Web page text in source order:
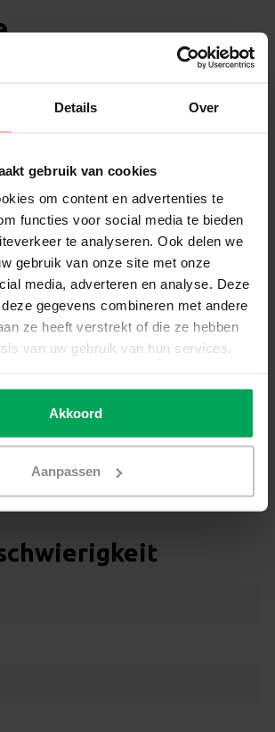
Details Over
gebruik van cookies
om content en advertenties te
functies voor social media te bieden
te analyseren. Ook delen we
gebruik van onze site met onze
media, adverteren en analyse. Deze
gegevens combineren met andere
ze heeft verstrekt of die ze hebben
van uw gebruik van hun services.
Akkoord
Aanpassen
werden. Das Glas sollte gründlich mit
Innenseite des Fensters angebracht. Sie ist
geeignet, mit Ausnahme von Low-E-
(Low-E /
verfügen, darf die
der Außenseite angebracht werden. Nur
eines thermischen Bruchs vermieden
(NT65E).